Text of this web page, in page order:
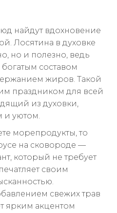
найдут вдохновение
Лосятина в духовке
но и полезно, ведь
составом
жиров. Такой
праздником для всей
из духовки,
и уютом.
морепродукты, то
на сковороде —
который не требует
своим
свежих трав
ярким акцентом